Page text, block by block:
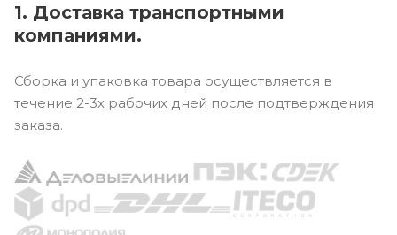
1. Доставка транспортными
компаниями.
Сборка и упаковка товара осуществляется в
течение 2-3х рабочих дней после подтверждения
заказа.